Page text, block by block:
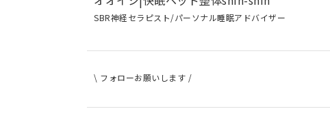
SBR神経セラピスト/パーソナル睡眠アドバイザー
\ フォローお願いします /